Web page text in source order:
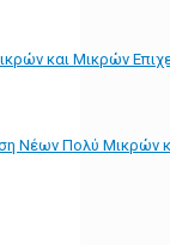
και Μικρών
Νέων Πολύ Μικρών